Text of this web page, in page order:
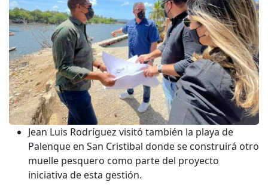
Jean Luis Rodríguez visitó también la playa de
Palenque en San Cristibal donde se construirá otro
muelle pesquero como parte del proyecto
iniciativa de esta gestión.